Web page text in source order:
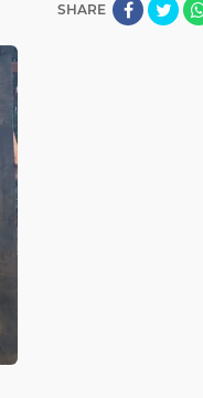
SHARE